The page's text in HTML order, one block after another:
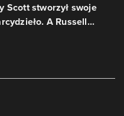
Scott stworzył swoje
A Russell...